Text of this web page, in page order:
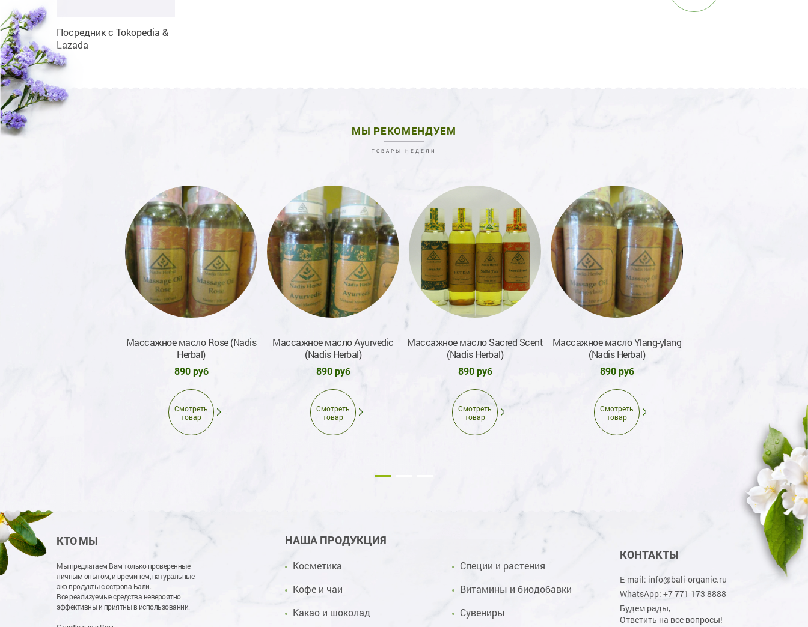
Посредник с Tokopedia &
Lazada
МЫ РЕКОМЕНДУЕМ
ТОВАРЫ НЕДЕЛИ
Массажное масло Rose (Nadis
Herbal)
890 руб
Смотреть
товар
Массажное масло Ayurvedic
(Nadis Herbal)
890 руб
Смотреть
товар
Массажное масло Sacred Scent
(Nadis Herbal)
890 руб
Смотреть
товар
Массажное масло Ylang-ylang
(Nadis Herbal)
890 руб
Смотреть
товар
КТО МЫ
Мы предлагаем Вам только проверенные
личным опытом, и времинем, натуральные
эко-продукты с острова Бали.
Все реализуемые средства невероятно
эффективны и приятны в использовании.
НАША ПРОДУКЦИЯ
Косметика
Кофе и чаи
Какао и шоколад
Специи и растения
Витамины и биодобавки
Сувениры
КОНТАКТЫ
E-mail: info@bali-organic.ru
WhatsApp: +7 771 173 8888
Будем рады,
Ответить на все вопросы!